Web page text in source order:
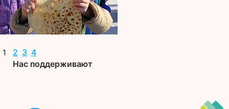
1 2 3 4
Нас поддерживают